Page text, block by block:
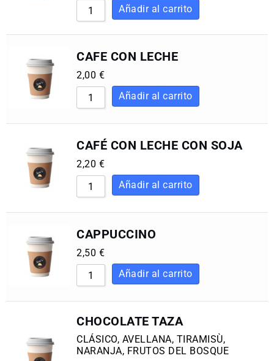
CAFE CON LECHE
2,00 €
CAFÉ CON LECHE CON SOJA
2,20 €
CAPPUCCINO
2,50 €
CHOCOLATE TAZA
CLÁSICO, AVELLANA, TIRAMISÙ,
NARANJA, FRUTOS DEL BOSQUE